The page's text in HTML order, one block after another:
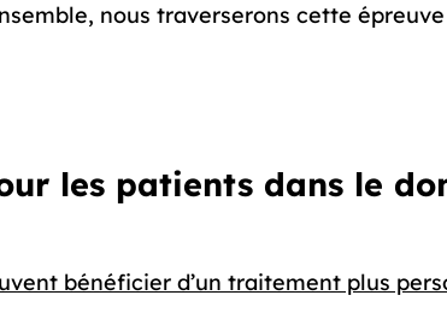
nous traverserons cette
les patients dans le
bénéficier d’un traitement plus